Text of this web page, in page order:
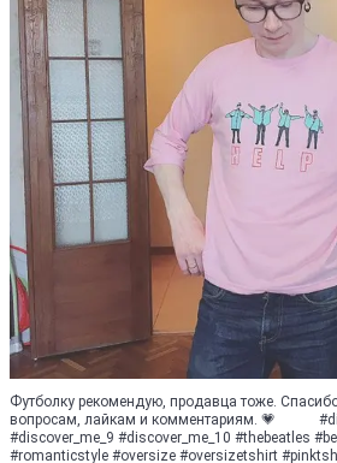
Футболку рекомендую, продавца тоже.
вопросам, лайкам и комментариям.
#discover_me_9 #discover_me_10 #thebeatles
#romanticstyle #oversize #oversizetshirt